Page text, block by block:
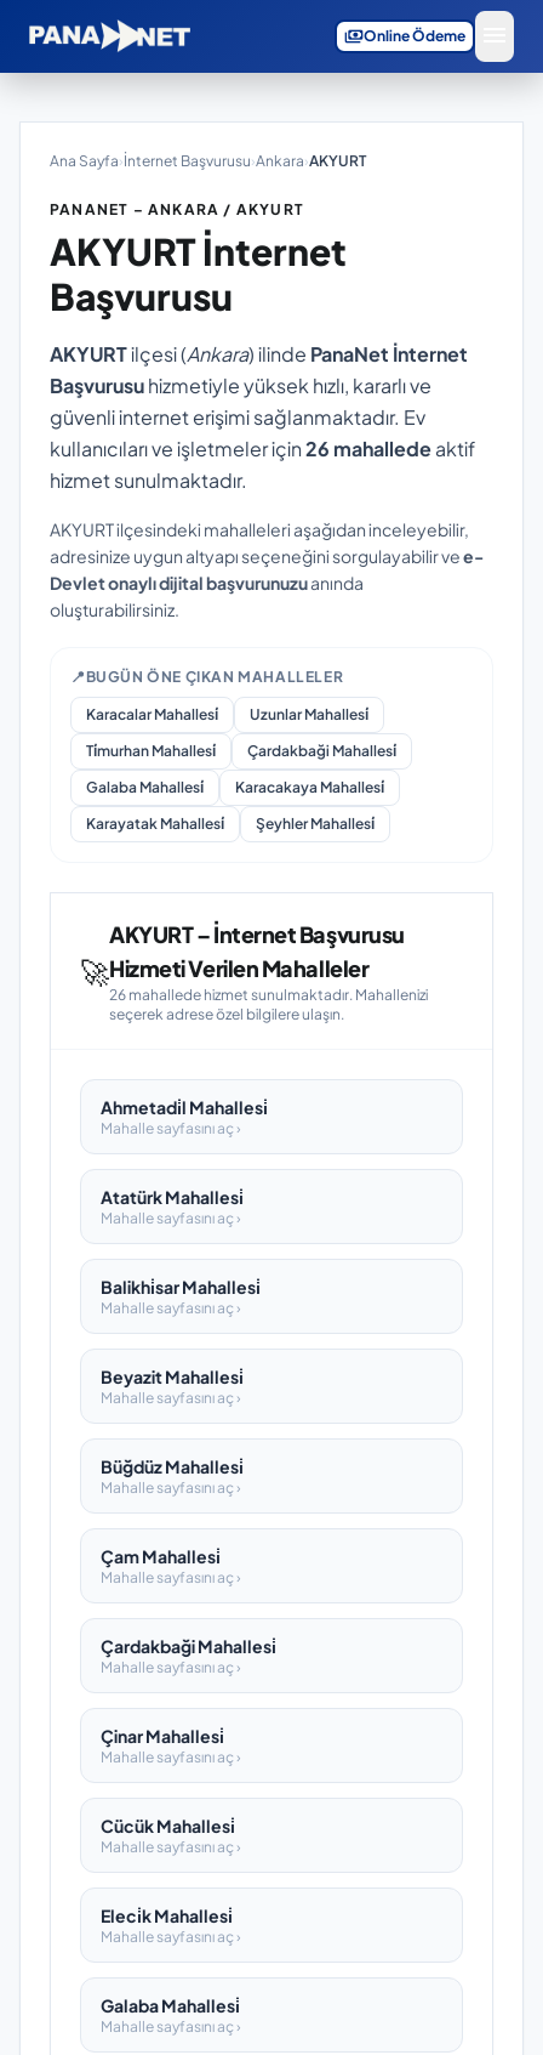
paymentsOnline Ödeme
Ana Sayfa›İnternet Başvurusu›Ankara›AKYURT
PANANET – ANKARA / AKYURT
AKYURTİnternet
Başvurusu
AKYURTilçesi (Ankara) ilinde PanaNet İnternet
Başvurusuhizmetiyle yüksek hızlı, kararlı ve
güvenli internet erişimi sağlanmaktadır. Ev
kullanıcıları ve işletmeler için26 mahalledeaktif
hizmet sunulmaktadır.
AKYURT ilçesindeki mahalleleri aşağıdan inceleyebilir,
adresinize uygun altyapı seçeneğini sorgulayabilir vee-
Devlet onaylı dijital başvurunuzuanında
oluşturabilirsiniz.
📍 BUGÜN ÖNE ÇIKAN MAHALLELER
Karacalar Mahallesi̇
Uzunlar Mahallesi̇
Ti̇murhan Mahallesi̇
Çardakbaği Mahallesi̇
Galaba Mahallesi̇
Karacakaya Mahallesi̇
Karayatak Mahallesi̇
Şeyhler Mahallesi̇
🚀
AKYURT – İnternet Başvurusu
Hizmeti Verilen Mahalleler
26 mahallede hizmet sunulmaktadır. Mahallenizi
seçerek adrese özel bilgilere ulaşın.
Ahmetadi̇l Mahallesi̇
Mahalle sayfasını aç ›
Atatürk Mahallesi̇
Mahalle sayfasını aç ›
Balikhi̇sar Mahallesi̇
Mahalle sayfasını aç ›
Beyazit Mahallesi̇
Mahalle sayfasını aç ›
Büğdüz Mahallesi̇
Mahalle sayfasını aç ›
Çam Mahallesi̇
Mahalle sayfasını aç ›
Çardakbaği Mahallesi̇
Mahalle sayfasını aç ›
Çinar Mahallesi̇
Mahalle sayfasını aç ›
Cücük Mahallesi̇
Mahalle sayfasını aç ›
Eleci̇k Mahallesi̇
Mahalle sayfasını aç ›
Galaba Mahallesi̇
Mahalle sayfasını aç ›